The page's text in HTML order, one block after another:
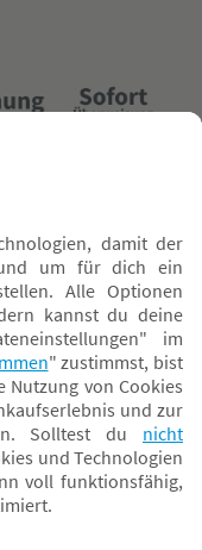
. Der dargestellte Preis gilt -
Onlineshop oder bei
Betrieb. Der für den
unsere Franchise-
Verkaufspreis der